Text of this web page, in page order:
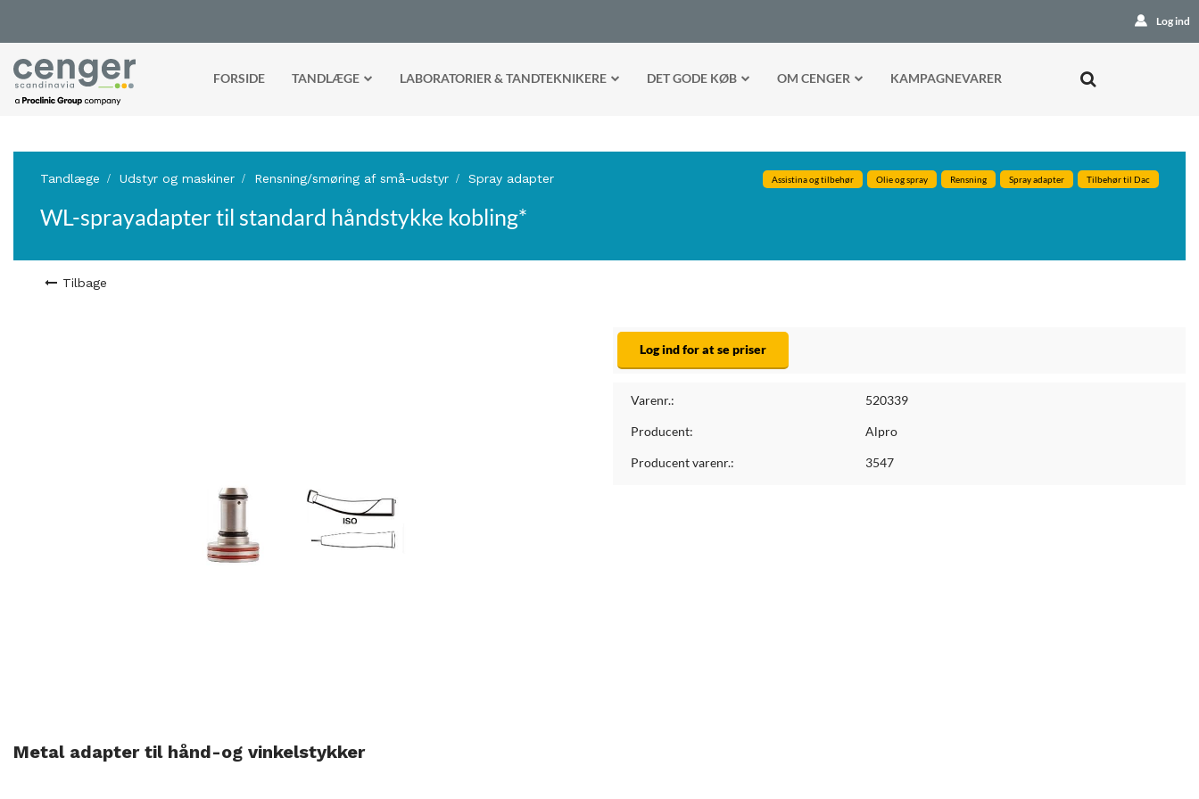
Log ind
FORSIDE TANDLÆGE LABORATORIER & TANDTEKNIKERE DET GODE KØB OM CENGER KAMPAGNEVARER
Tandlæge Udstyr og maskiner Rensning/smøring af små-udstyr Spray adapter Assistina og tilbehør Olie og spray Rensning Spray adapter Tilbehør til Dac
WL-sprayadapter til standard håndstykke kobling*
Tilbage
Metal adapter til hånd-og vinkelstykker
Log ind for at se priser
Varenr.: 520339
Producent: Alpro
Producent varenr.: 3547